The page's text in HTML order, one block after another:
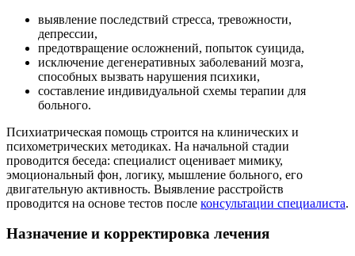
выявление последствий стресса, тревожности,
депрессии,
предотвращение осложнений, попыток суицида,
исключение дегенеративных заболеваний мозга,
способных вызвать нарушения психики,
составление индивидуальной схемы терапии для
больного.
Психиатрическая помощь строится на клинических и
психометрических методиках. На начальной стадии
проводится беседа: специалист оценивает мимику,
эмоциональный фон, логику, мышление больного, его
двигательную активность. Выявление расстройств
проводится на основе тестов после консультации специалиста.
Назначение и корректировка лечения